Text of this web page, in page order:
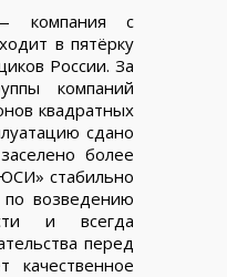
компания с
в пятёрку
России. За
компаний
квадратных
сдано
более
стабильно
возведению
и всегда
перед
качественное